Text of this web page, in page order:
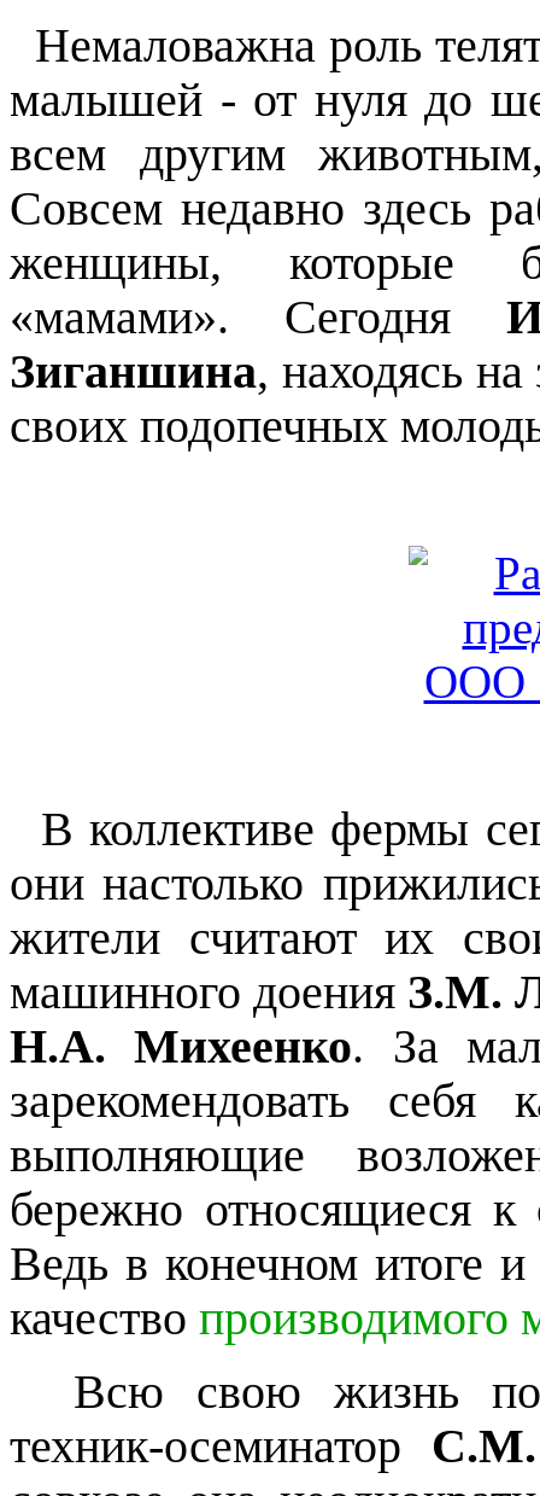
Немаловажна роль
малышей - от нуля до
всем другим
Совсем недавно здесь
женщины, которые
«мамами». Сегодня
Зиганшина, находясь
своих подопечных
В коллективе фермы
они настолько
жители считают их
машинного доения З.М.
Н.А. Михеенко. За
зарекомендовать
выполняющие
бережно относящиеся
Ведь в конечном итоге и
качество производимого
Всю свою жизнь
техник-осеминатор